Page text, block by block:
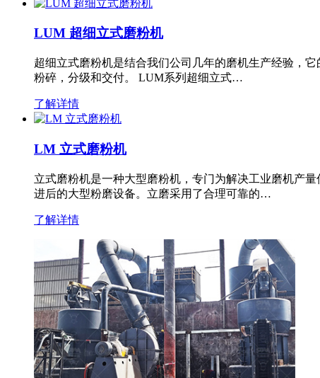
LUM 超细立式磨粉机
超细立式磨粉机是结合我们公司几年的磨机生产经验，
粉碎，分级和交付。 LUM系列超细立式…
了解详情
LM 立式磨粉机
立式磨粉机是一种大型磨粉机，专门为解决工业磨机产
进后的大型粉磨设备。立磨采用了合理可靠的…
了解详情